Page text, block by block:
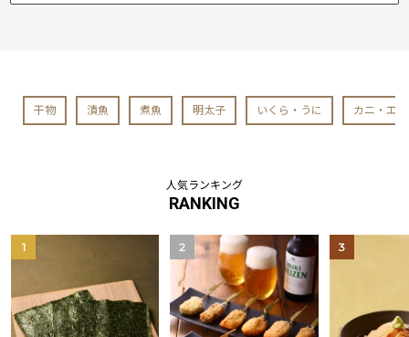
干物 漬魚 煮魚 明太子 いくら・うに カニ・エビ
人気ランキング
RANKING
1 2 3